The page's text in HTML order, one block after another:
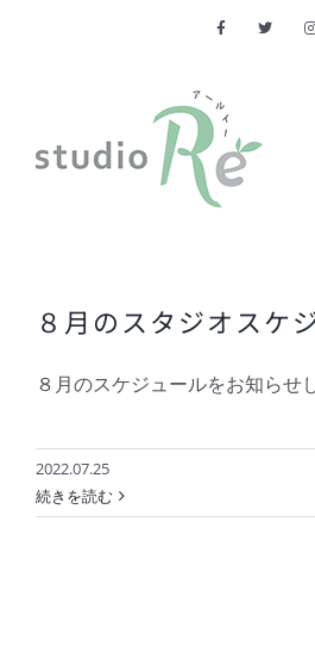
８月のスタジオスケ
８月のスケジュールをお知らせ
2022.07.25
続きを読む